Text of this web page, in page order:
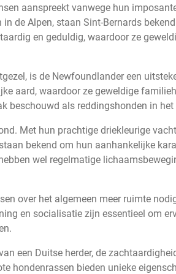
aanspreekt vanwege hun
de Alpen, staan Sint-Bernards
en geduldig, waardoor ze
is de Newfoundlander een
aard, waardoor ze geweldige
beschouwd als reddingshonden in het
Met hun prachtige driekleurige
bekend om hun aanhankelijke
wel regelmatige
over het algemeen meer ruimte
en socialisatie zijn essentieel om
een Duitse herder, de
hondenrassen bieden unieke